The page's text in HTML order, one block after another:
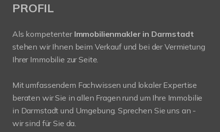
PROFIL
Als kompetenter Immobilienmakler in Darmstadt
stehen wir Ihnen beim Verkauf und bei der Vermietung
Ihrer Immobilie zur Seite.
Mit umfassendem Fachwissen und lokaler Expertise
beraten wir Sie in allen Fragen rund um Ihre Immobilie
in Darmstadt und Umgebung. Sprechen Sie uns an -
wir sind für Sie da.